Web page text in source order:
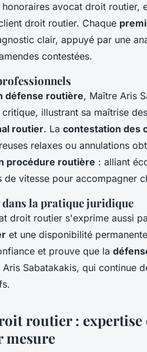
avocat droit routier,
droit routier. Chaque
clair, appuyé par une
contestées.
défense routière, Maître Aris
illustrant sa maîtrise
routier. La contestation des
relaxes ou annulations
procédure routière : alliant
de vitesse pour accompagner
dans la pratique juridique
droit routier s'exprime aussi
et une disponibilité
et prouve que la
Sabatakakis, qui continue
routier : expertise
mesure